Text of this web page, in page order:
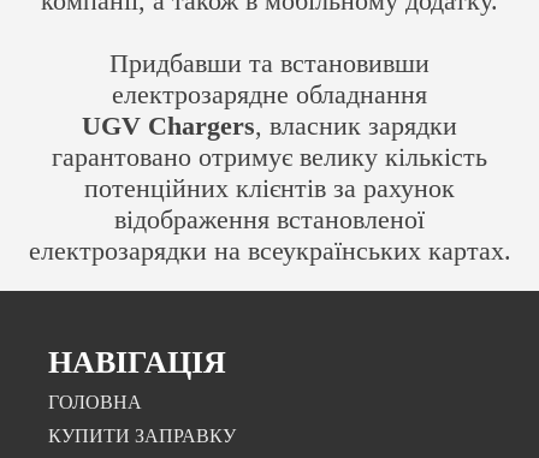
Придбавши та встановивши
електрозарядне обладнання
UGV Chargers, власник зарядки
гарантовано отримує велику кількість
потенційних клієнтів за рахунок
відображення встановленої
електрозарядки на всеукраїнських картах.
НАВІГАЦІЯ
ГОЛОВНА
КУПИТИ ЗАПРАВКУ